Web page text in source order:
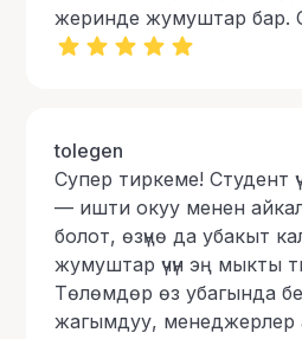
жеринде жумуштар бар.
tolegen
Супер тиркеме! Студент
— ишти окуу менен
болот, өзүңө да убакыт
жумуштар үчүн эң мыкты
Төлөмдөр өз убагында
жагымдуу,